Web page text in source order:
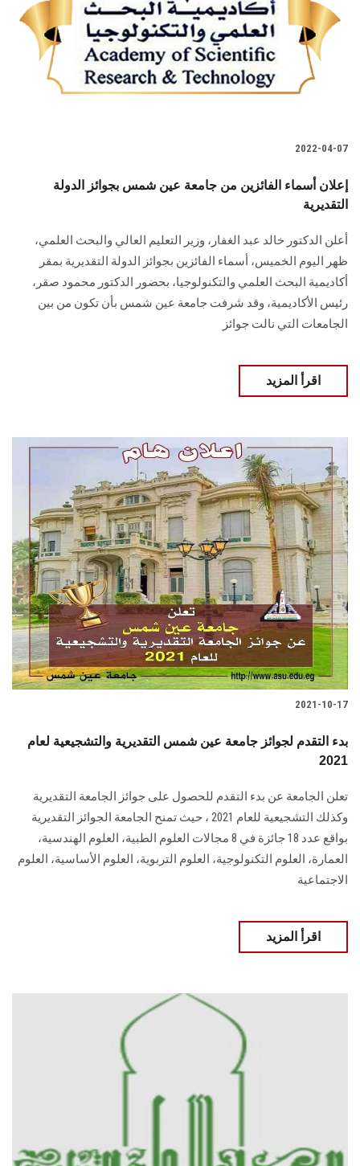
2022-04-07
إعلان أسماء الفائزين من جامعة عين شمس بجوائز الدولة
التقديرية
أعلن الدكتور خالد عبد الغفار، وزير التعليم العالي والبحث العلمي،
ظهر اليوم الخميس، أسماء الفائزين بجوائز الدولة التقديرية بمقر
أكاديمية البحث العلمي والتكنولوجيا، بحضور الدكتور محمود صقر،
رئيس الأكاديمية، وقد شرفت جامعة عين شمس بأن تكون من بين
الجامعات التي نالت جوائز
اقرأ المزيد
2021-10-17
بدء التقدم لجوائز جامعة عين شمس التقديرية والتشجيعية لعام
2021
تعلن الجامعة عن بدء التقدم للحصول على جوائز الجامعة التقديرية
وكذلك التشجيعية للعام 2021 ، حيث تمنح الجامعة الجوائز التقديرية
بواقع عدد 18 جائزة في 8 مجالات العلوم الطبية، العلوم الهندسية،
العمارة، العلوم التكنولوجية، العلوم التربوية، العلوم الأساسية، العلوم
الاجتماعية
اقرأ المزيد